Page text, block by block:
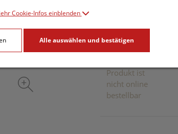
Dieses
Produkt ist
nicht online
bestellbar
Cookie-Infos einblenden
Alle auswählen und bestätigen